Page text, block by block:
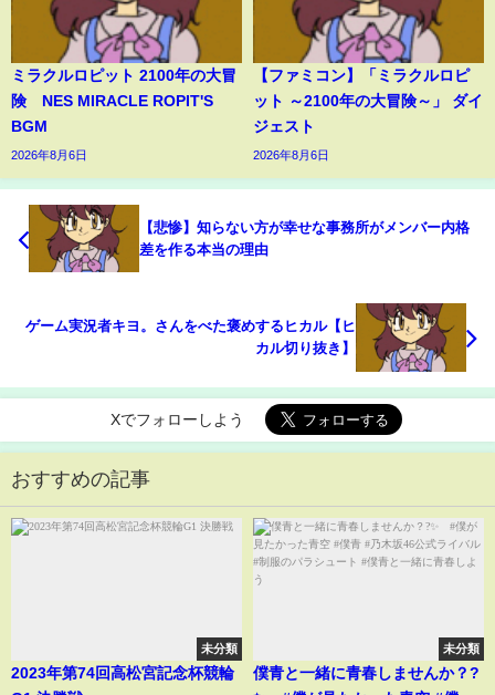
ミラクルロピット 2100年の大冒
険 NES MIRACLE ROPIT'S
BGM
2026年8月6日
【ファミコン】「ミラクルロピ
ット ～2100年の大冒険～」 ダイ
ジェスト
2026年8月6日
【悲惨】知らない方が幸せな事務所がメンバー内格
差を作る本当の理由
ゲーム実況者キヨ。さんをべた褒めするヒカル【ヒ
カル切り抜き】
Xでフォローしよう
おすすめの記事
未分類
2023年第74回高松宮記念杯競輪
未分類
僕青と一緒に青春しませんか？?